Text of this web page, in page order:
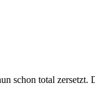
schon total zersetzt.